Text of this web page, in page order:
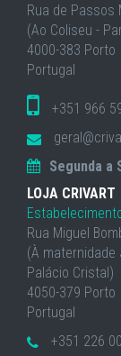
Rua de Passos
(Ao Coliseu -
4000-383 Porto
Portugal
+351 966
Segunda a
LOJA CRIVART
Rua Miguel
(À maternidade
Palácio Cristal)
4050-379 Porto
Portugal
+351 226